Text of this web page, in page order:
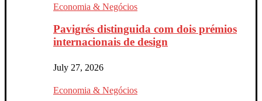
Economia & Negócios
Pavigrés distinguida com dois prémios
internacionais de design
July 27, 2026
Economia & Negócios